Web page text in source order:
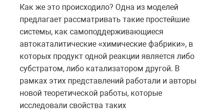
Как же это происходило? Одна из моделей
предлагает рассматривать такие простейшие
системы, как самоподдерживающиеся
автокаталитические «химические фабрики», в
которых продукт одной реакции является либо
субстратом, либо катализатором другой. В
рамках этих представлений работали и авторы
новой теоретической работы, которые
исследовали свойства таких